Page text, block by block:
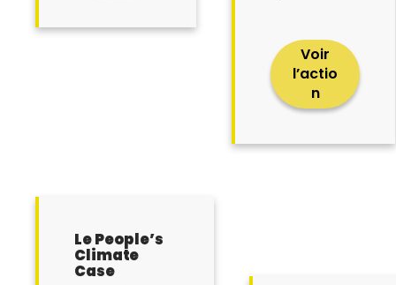
Voir
l’actio
n
Le People’s
Climate
Case